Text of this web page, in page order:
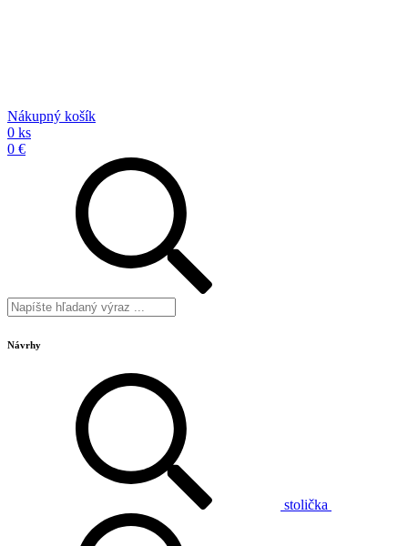
Nákupný košík
0 ks
0 €
Návrhy
stolička